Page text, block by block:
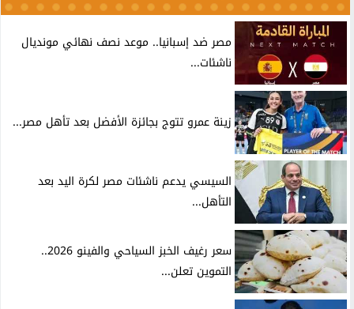
مصر ضد إسبانيا.. موعد نصف نهائي مونديال
ناشئات...
زينة عمرو تتوج بجائزة الأفضل بعد تأهل مصر...
السيسي يدعم ناشئات مصر لكرة اليد بعد
التأهل...
سعر رغيف الخبز السياحي والفينو 2026..
التموين تعلن...